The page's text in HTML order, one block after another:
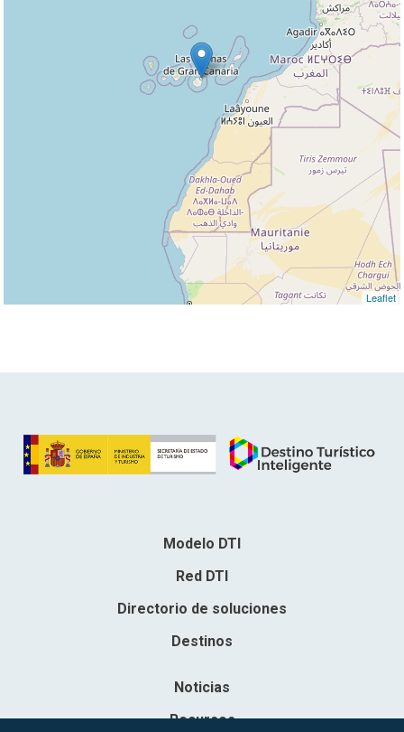
Leaflet
Modelo DTI
Red DTI
Directorio de soluciones
Destinos
Noticias
Recursos